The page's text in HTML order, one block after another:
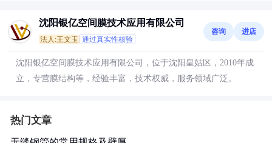
沈阳银亿空间膜技术应用有限公司
法人:王文玉 通过真实性核验
咨询 进店
沈阳银亿空间膜技术应用有限公司，位于沈阳皇姑区，2010年成
立，专营膜结构等，经验丰富，技术权威，服务领域广泛。
热门文章